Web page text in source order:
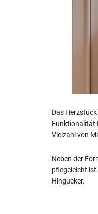
Das
Funktionalität
Vielzahl von
Neben der
pflegeleicht
Hingucker.